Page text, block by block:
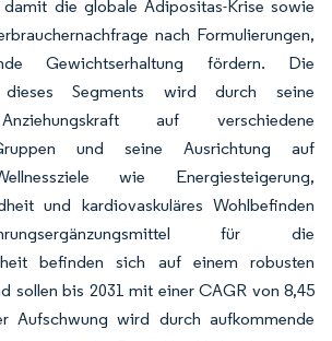
damit die globale Adipositas-Krise sowie
nach Formulierungen,
Gewichtserhaltung fördern. Die
dieses Segments wird durch seine
auf verschiedene
und seine Ausrichtung auf
wie Energiesteigerung,
und kardiovaskuläres Wohlbefinden
für die
befinden sich auf einem robusten
sollen bis 2031 mit einer CAGR von 8,45
Aufschwung wird durch aufkommende